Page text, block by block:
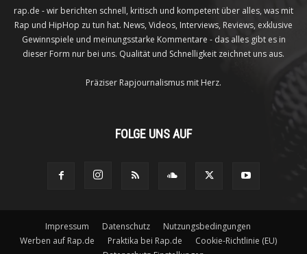
rap.de - wir berichten schnell, kritisch und kompetent über alles, was mit
Rap und HipHop zu tun hat. News, Videos, Interviews, Reviews, exklusive
Gewinnspiele und meinungsstarke Kommentare - das alles gibt es in
dieser Form nur bei uns. Qualität und Schnelligkeit zeichnet uns aus.
Präziser Rapjournalismus mit Herz.
FOLGE UNS AUF
Impressum Datenschutz
Nutzungsbedingungen
Werben auf Rap.de
Praktika bei Rap.de
Cookie-Richtlinie (EU)